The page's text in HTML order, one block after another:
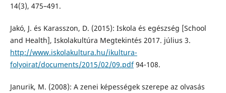
14(3), 475–491.
Jakó, J. és Karasszon, D. (2015): Iskola és egészség [School
and Health], Iskolakultúra Megtekintés 2017. július 3.
http://www.iskolakultura.hu/ikultura-
folyoirat/documents/2015/02/09.pdf94-108.
Janurik, M. (2008): A zenei képességek szerepe az olvasás